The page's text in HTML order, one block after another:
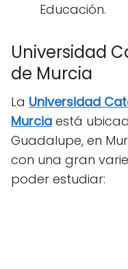
Educación.
Universidad
de Murcia
La Universidad
Murcia está
Guadalupe, en
con una gran
poder estudiar: